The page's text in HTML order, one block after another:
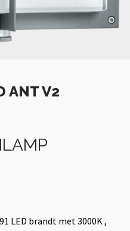
ANT V2
LED brandt met 3000K ,